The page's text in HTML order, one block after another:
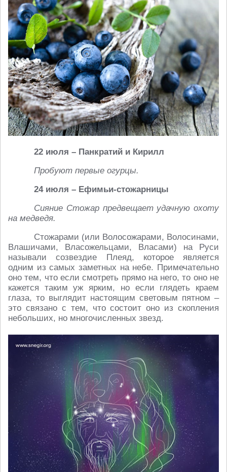
22 июля – Панкратий и Кирилл
Пробуют первые огурцы.
24 июля – Ефимьи-стожарницы
Сияние Стожар предвещает удачную охоту
на медведя.
Стожарами (или Волосожарами, Волосинами,
Влашичами, Власожельцами, Власами) на Руси
называли созвездие Плеяд, которое является
одним из самых заметных на небе. Примечательно
оно тем, что если смотреть прямо на него, то оно не
кажется таким уж ярким, но если глядеть краем
глаза, то выглядит настоящим световым пятном –
это связано с тем, что состоит оно из скопления
небольших, но многочисленных звезд.